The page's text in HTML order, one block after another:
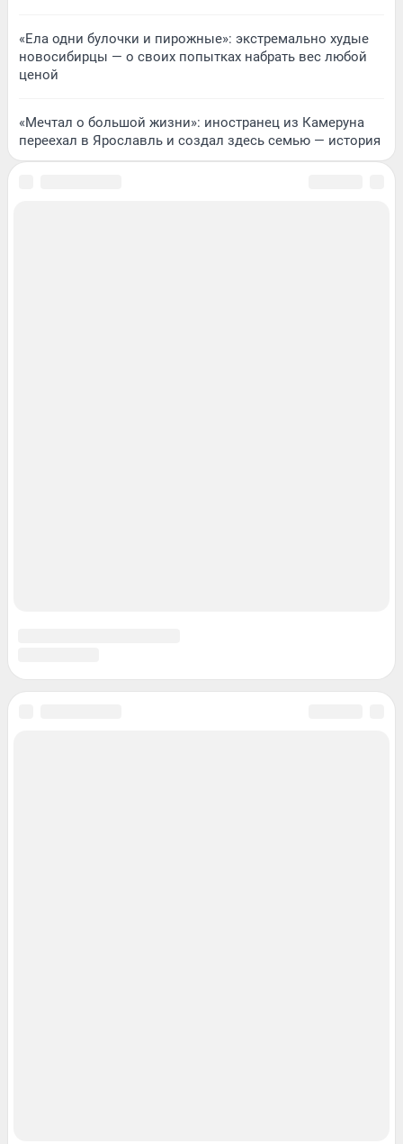
«Ела одни булочки и пирожные»: экстремально худые
новосибирцы — о своих попытках набрать вес любой
ценой
«Мечтал о большой жизни»: иностранец из Камеруна
переехал в Ярославль и создал здесь семью — история